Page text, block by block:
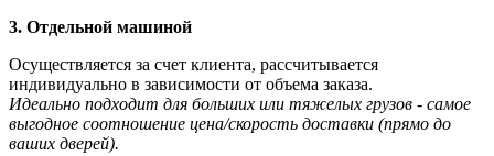
3. Отдельной машиной
Осуществляется за счет клиента, рассчитывается
индивидуально в зависимости от объема заказа.
Идеально подходит для больших или тяжелых грузов - самое
выгодное соотношение цена/скорость доставки (прямо до
ваших дверей).